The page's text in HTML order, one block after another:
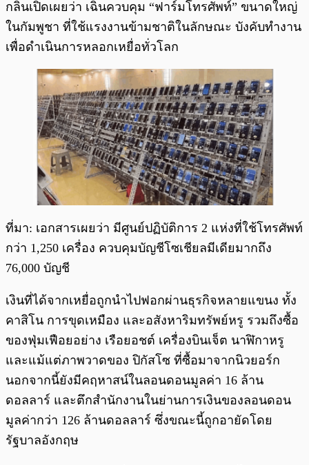
กลินเปิดเผยว่า เฉินควบคุม “ฟาร์มโทรศัพท์” ขนาดใหญ่
ในกัมพูชา ที่ใช้แรงงานข้ามชาติในลักษณะ บังคับทำงาน
เพื่อดำเนินการหลอกเหยื่อทั่วโลก
ที่มา: เอกสารเผยว่า มีศูนย์ปฏิบัติการ 2 แห่งที่ใช้โทรศัพท์
กว่า 1,250 เครื่อง ควบคุมบัญชีโซเชียลมีเดียมากถึง
76,000 บัญชี
เงินที่ได้จากเหยื่อถูกนำไปฟอกผ่านธุรกิจหลายแขนง ทั้ง
คาสิโน การขุดเหมือง และอสังหาริมทรัพย์หรู รวมถึงซื้อ
ของฟุ่มเฟือยอย่าง เรือยอชต์ เครื่องบินเจ็ต นาฬิกาหรู
และแม้แต่ภาพวาดของ ปิกัสโซ ที่ซื้อมาจากนิวยอร์ก
นอกจากนี้ยังมีคฤหาสน์ในลอนดอนมูลค่า 16 ล้าน
ดอลลาร์ และตึกสำนักงานในย่านการเงินของลอนดอน
มูลค่ากว่า 126 ล้านดอลลาร์ ซึ่งขณะนี้ถูกอายัดโดย
รัฐบาลอังกฤษ